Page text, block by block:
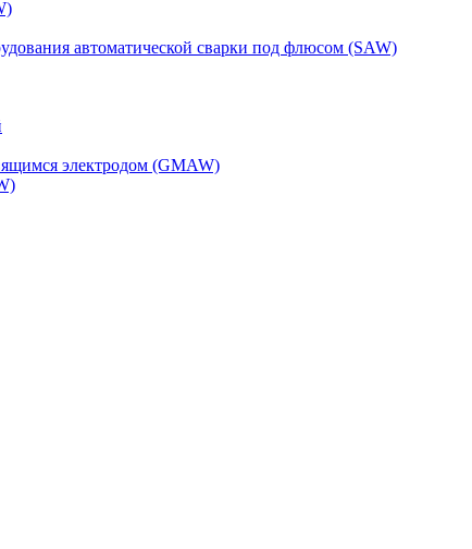
автоматической сварки под флюсом (SAW)
электродом (GMAW)